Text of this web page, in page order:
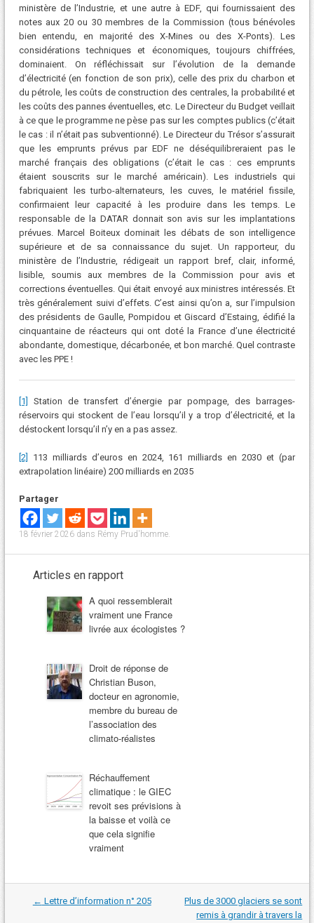
ministère de l’Industrie, et une autre à EDF, qui fournissaient des
notes aux 20 ou 30 membres de la Commission (tous bénévoles
bien entendu, en majorité des X-Mines ou des X-Ponts). Les
considérations techniques et économiques, toujours chiffrées,
dominaient. On réfléchissait sur l’évolution de la demande
d’électricité (en fonction de son prix), celle des prix du charbon et
du pétrole, les coûts de construction des centrales, la probabilité et
les coûts des pannes éventuelles, etc. Le Directeur du Budget veillait
à ce que le programme ne pèse pas sur les comptes publics (c’était
le cas : il n’était pas subventionné). Le Directeur du Trésor s’assurait
que les emprunts prévus par EDF ne déséquilibreraient pas le
marché français des obligations (c’était le cas : ces emprunts
étaient souscrits sur le marché américain). Les industriels qui
fabriquaient les turbo-alternateurs, les cuves, le matériel fissile,
confirmaient leur capacité à les produire dans les temps. Le
responsable de la DATAR donnait son avis sur les implantations
prévues. Marcel Boiteux dominait les débats de son intelligence
supérieure et de sa connaissance du sujet. Un rapporteur, du
ministère de l’Industrie, rédigeait un rapport bref, clair, informé,
lisible, soumis aux membres de la Commission pour avis et
corrections éventuelles. Qui était envoyé aux ministres intéressés. Et
très généralement suivi d’effets. C’est ainsi qu’on a, sur l’impulsion
des présidents de Gaulle, Pompidou et Giscard d’Estaing, édifié la
cinquantaine de réacteurs qui ont doté la France d’une électricité
abondante, domestique, décarbonée, et bon marché. Quel contraste
avec les PPE !
[1]
Station de transfert d’énergie par pompage, des barrages-
réservoirs qui stockent de l’eau lorsqu’il y a trop d’électricité, et la
déstockent lorsqu’il n’y en a pas assez.
[2]
113 milliards d’euros en 2024, 161 milliards en 2030 et (par
extrapolation linéaire) 200 milliards en 2035
Partager
18 février 2026dans Rémy Prud'homme.
Articles en rapport
A quoi ressemblerait
vraiment une France
livrée aux écologistes ?
Droit de réponse de
Christian Buson,
docteur en agronomie,
membre du bureau de
l’association des
climato-réalistes
Réchauffement
climatique : le GIEC
revoit ses prévisions à
la baisse et voilà ce
que cela signifie
vraiment
Navigation
← Lettre d’information n° 205
Plus de 3000 glaciers se sont
remis à grandir à travers la